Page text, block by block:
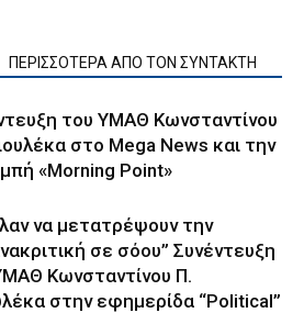
ΠΕΡΙΣΣΟΤΕΡΑ ΑΠΟ ΤΟΝ ΣΥΝΤΑΚΤΗ
του ΥΜΑΘ Κωνσταντίνου
στο Mega News και την
«Morning Point»
να μετατρέψουν την
σε σόου” Συνέντευξη
Κωνσταντίνου Π.
στην εφημερίδα “Political”